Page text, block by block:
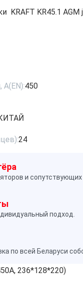
KRAFT KR45.1 AGM
450
24
и сопутствующих
подход.
по всей Беларуси
236*128*220)